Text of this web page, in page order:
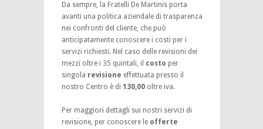
Da sempre, la Fratelli De Martinis porta
avanti una politica aziendale di trasparenza
nei confronti del cliente, che può
anticipatamente conoscere i costi per i
servizi richiesti. Nel caso delle revisioni dei
mezzi oltre i 35 quintali, il costo per
singola revisione effettuata presso il
nostro Centro è di 130,00oltre iva.
Per maggiori dettagli sui nostri servizi di
revisione, per conoscere le offerte